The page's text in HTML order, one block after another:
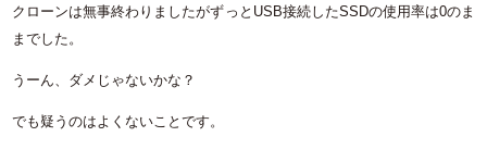
クローンは無事終わりましたがずっとUSB接続したSSDの使用率は0のま
までした。
うーん、ダメじゃないかな？
でも疑うのはよくないことです。